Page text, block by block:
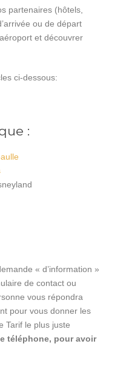
partenaires (hôtels,
ou de départ
et découvrer
ci-dessous:
:
« d’information »
de contact ou
vous répondra
pour vous donner les
Tarif le plus juste
téléphone, pour avoir